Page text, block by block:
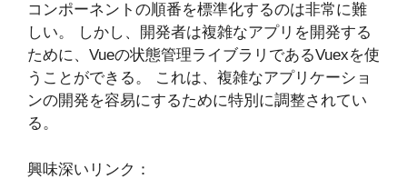
コンポーネントの順番を標準化するのは非常に難
しい。 しかし、開発者は複雑なアプリを開発する
ために、Vueの状態管理ライブラリであるVuexを使
うことができる。 これは、複雑なアプリケーショ
ンの開発を容易にするために特別に調整されてい
る。
興味深いリンク：